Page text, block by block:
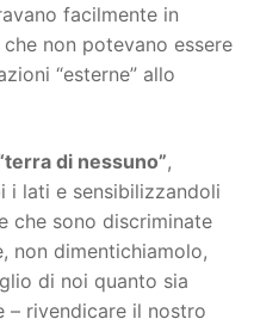
facilmente in
non potevano essere
“esterne” allo
di nessuno”,
i lati e sensibilizzandoli
che sono discriminate
non dimentichiamolo,
di noi quanto sia
– rivendicare il nostro